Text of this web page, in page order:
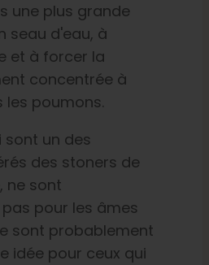
une plus grande
seau d'eau, à
et à forcer la
concentrée à
les poumons.
sont un des
des stoners de
ne sont
pour les âmes
sont probablement
idée pour ceux qui